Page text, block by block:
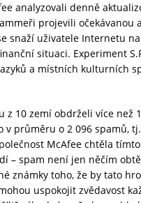
analyzovali denně
projevili očekávanou
snaží uživatele Internetu
situaci. Experiment
a místních kulturních
z 10 zemí obdrželi více než
v průměru o 2 096 spamů,
McAfee chtěla
– spam není jen něčím
známky toho, že by tato
uspokojit zvědavost